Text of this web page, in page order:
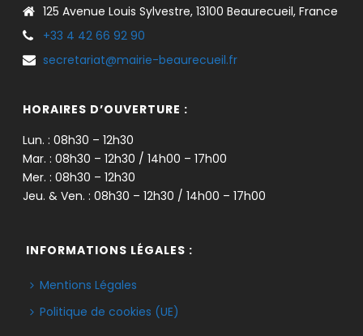
125 Avenue Louis Sylvestre, 13100 Beaurecueil, France
+33 4 42 66 92 90
secretariat@mairie-beaurecueil.fr
HORAIRES D’OUVERTURE :
Lun. : 08h30 – 12h30
Mar. : 08h30 – 12h30 / 14h00 – 17h00
Mer. : 08h30 – 12h30
Jeu. & Ven. : 08h30 – 12h30 / 14h00 – 17h00
INFORMATIONS LÉGALES :
Mentions Légales
Politique de cookies (UE)